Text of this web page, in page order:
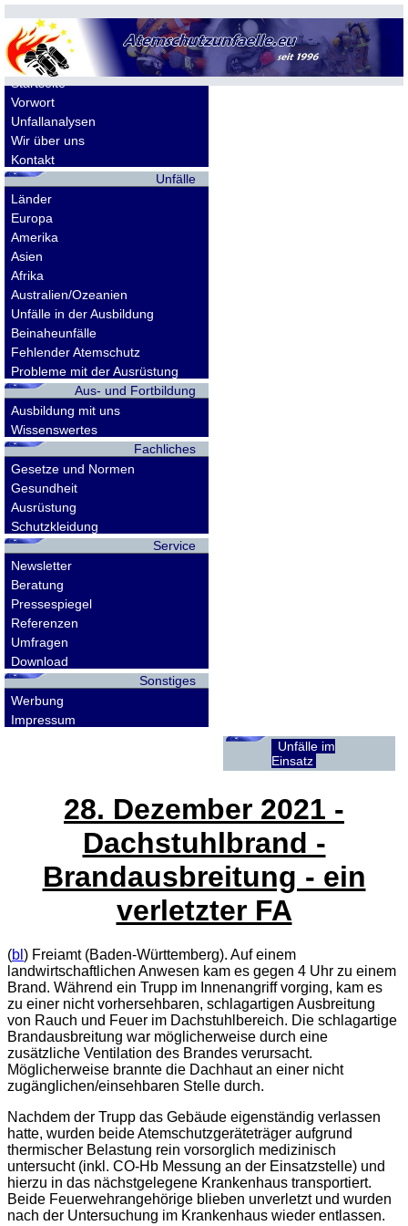
Allgemeines
Startseite
Vorwort
Unfallanalysen
Wir über uns
Kontakt
Unfälle
Länder
Europa
Amerika
Asien
Afrika
Australien/Ozeanien
Unfälle in der Ausbildung
Beinaheunfälle
Fehlender Atemschutz
Probleme mit der Ausrüstung
Aus- und Fortbildung
Ausbildung mit uns
Wissenswertes
Fachliches
Gesetze und Normen
Gesundheit
Ausrüstung
Schutzkleidung
Service
Newsletter
Beratung
Pressespiegel
Referenzen
Umfragen
Download
Sonstiges
Werbung
Impressum
Unfälle im
Einsatz
28. Dezember 2021 -
Dachstuhlbrand -
Brandausbreitung - ein
verletzter FA
(bl ) Freiamt (Baden-Württemberg). Auf einem
landwirtschaftlichen Anwesen kam es gegen 4 Uhr zu einem
Brand. Während ein Trupp im Innenangriff vorging, kam es
zu einer nicht vorhersehbaren, schlagartigen Ausbreitung
von Rauch und Feuer im Dachstuhlbereich. Die schlagartige
Brandausbreitung war möglicherweise durch eine
zusätzliche Ventilation des Brandes verursacht.
Möglicherweise brannte die Dachhaut an einer nicht
zugänglichen/einsehbaren Stelle durch.
Nachdem der Trupp das Gebäude eigenständig verlassen
hatte, wurden beide Atemschutzgeräteträger aufgrund
thermischer Belastung rein vorsorglich medizinisch
untersucht (inkl. CO-Hb Messung an der Einsatzstelle) und
hierzu in das nächstgelegene Krankenhaus transportiert.
Beide Feuerwehrangehörige blieben unverletzt und wurden
nach der Untersuchung im Krankenhaus wieder entlassen.